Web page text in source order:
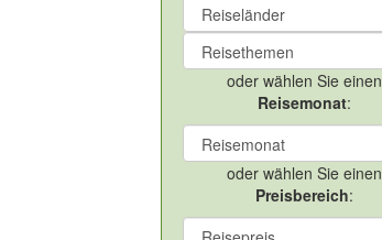
oder wählen Sie einen
Reisemonat:
oder wählen Sie einen
Preisbereich: